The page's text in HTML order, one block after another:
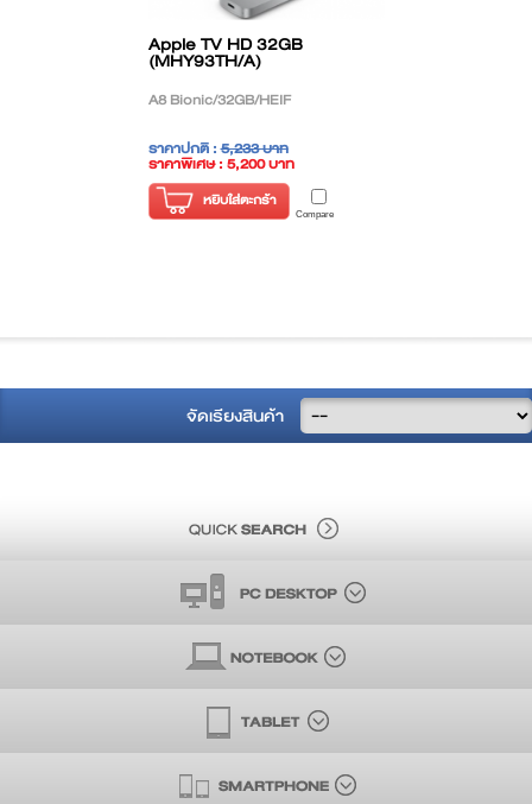
Apple TV HD 32GB
(MHY93TH/A)
A8 Bionic/32GB/HEIF
ราคาปกติ :5,233 บาท
ราคาพิเศษ : 5,200 บาท
( ราคาไม่รวมภาษี )
หยิบใส่ตะกร้า
Compare
จัดเรียงสินค้า